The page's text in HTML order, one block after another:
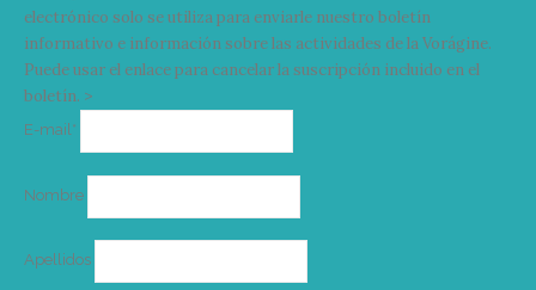
electrónico solo se utiliza para enviarle nuestro boletín
informativo e información sobre las actividades de la Vorágine.
Puede usar el enlace para cancelar la suscripción incluido en el
boletín. >
E-mail*
Nombre
Apellidos